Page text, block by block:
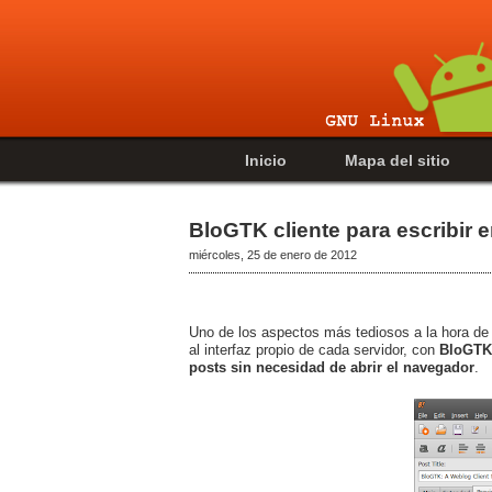
Inicio Mapa del sitio
BloGTK cliente para escribir
miércoles, 25 de enero de 2012
Uno de los aspectos más tediosos a la hora
al interfaz propio de cada servidor, con
posts sin necesidad de abrir el navegador